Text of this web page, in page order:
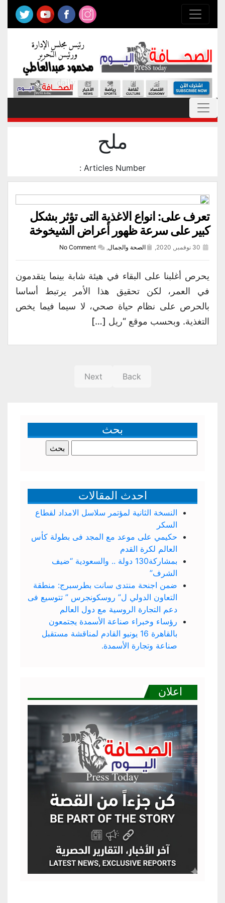
ملح
Articles Number :
تعرف على: انواع الاغذية التى تؤثر بشكل
كبير على سرعة ظهور أعراض الشيخوخة
الصحة والجمال,
No Comment
يحرص أغلبنا على البقاء في هيئة شابة بينما يتقدمون
في العمر، لكن تحقيق هذا الأمر يرتبط أساسا
بالحرص على نظام حياة صحي، لا سيما فيما يخص
التغذية. وبحسب موقع “ريل […]
Back
Next
بحث
عن:
احدث المقالات
النسخة الثانية لمؤتمر سلاسل الامداد لقطاع
السكر
حكيمي على موعد مع المجد فى بطولة كأس
العالم لكرة القدم
بمشاركة130 دولة .. والسعودية “ضيف
الشرف”
ضمن اجنحة منتدى سانت بطرسبرج: منطقة
التعاون الدولي ل” روسكونجرس ” تتوسيع فى
دعم التجارة الروسية مع دول العالم
رؤساء وخبراء صناعة الأسمدة يجتمعون
بالقاهرة 16 يونيو القادم لمناقشة مستقبل
صناعة وتجارة الأسمدة.
اعلان